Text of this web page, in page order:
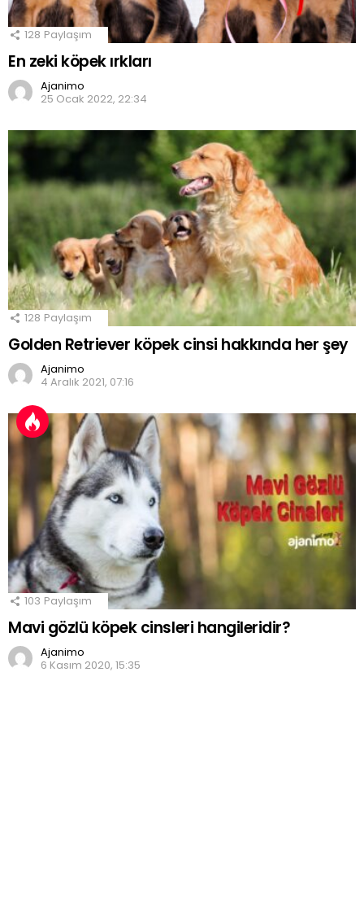
128 Paylaşım
En zeki köpek ırkları
Ajanimo
25 Ocak 2022, 22:34
128 Paylaşım
Golden Retriever köpek cinsi hakkında her şey
Ajanimo
4 Aralık 2021, 07:16
103 Paylaşım
Mavi gözlü köpek cinsleri hangileridir?
Ajanimo
6 Kasım 2020, 15:35